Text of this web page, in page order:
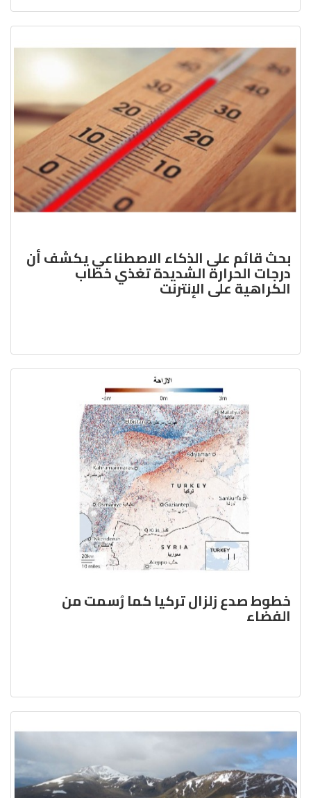
بحث قائم على الذكاء الاصطناعي يكشف أن
درجات الحرارة الشديدة تغذي خطاب
الكراهية على الإنترنت
خطوط صدع زلزال تركيا كما رُسمت من
الفضاء